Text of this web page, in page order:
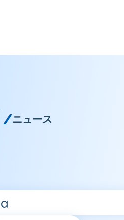
ニュース